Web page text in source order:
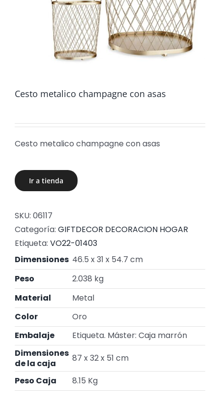
Cesto metalico champagne con asas
Cesto metalico champagne con asas
Ir a tienda
SKU: 06117
Categoría: GIFTDECOR DECORACION HOGAR
Etiqueta: VO22-01403
Dimensiones 46.5 x 31 x 54.7 cm
Peso
2.038 kg
Material
Metal
Color
Oro
Embalaje
Etiqueta. Máster: Caja marrón
Dimensiones
de la caja
87 x 32 x 51 cm
Peso Caja
8.15 Kg